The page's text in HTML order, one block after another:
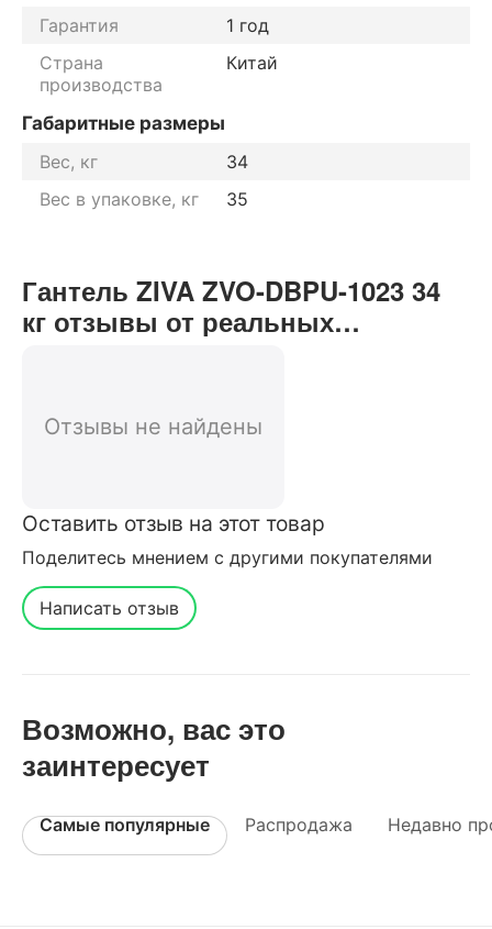
Гарантия
1 год
Страна
производства
Китай
Габаритные размеры
Вес, кг
34
Вес в упаковке, кг
35
Гантель ZIVA ZVO-DBPU-1023 34
кг отзывы от реальных
Отзывы не найдены
Оставить отзыв на этот товар
Поделитесь мнением с другими покупателями
Написать отзыв
Возможно, вас это
заинтересует
Самые популярные Распродажа Недавно